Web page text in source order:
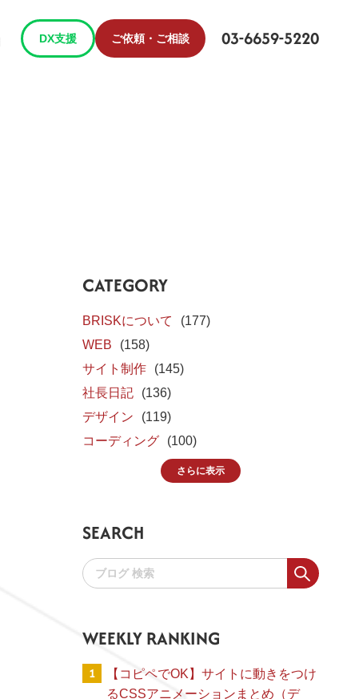
DX支援 ご依頼・ご相談 03-6659-5220
CATEGORY
BRISKについて
(177)
WEB
(158)
サイト制作
(145)
社長日記
(136)
デザイン
(119)
コーディング
(100)
さらに表示
SEARCH
WEEKLY RANKING
1
【コピペでOK】サイトに動きをつけ
るCSSアニメーションまとめ（デ